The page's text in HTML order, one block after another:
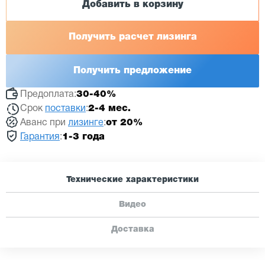
Добавить в корзину
Получить расчет лизинга
Получить предложение
Предоплата:30-40%
Срок поставки :2-4 мес.
Аванс при лизинге:от 20%
Гарантия :1-3 года
Технические характеристики
Видео
Доставка